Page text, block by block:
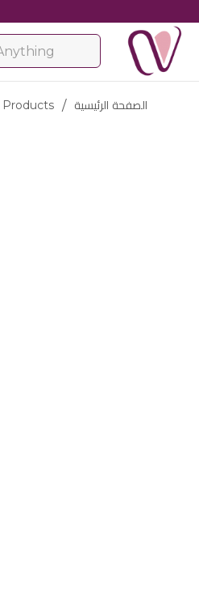
الصفحة الرئيسية /
Products